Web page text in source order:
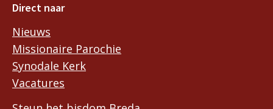
Direct naar
Nieuws
Missionaire Parochie
Synodale Kerk
Vacatures